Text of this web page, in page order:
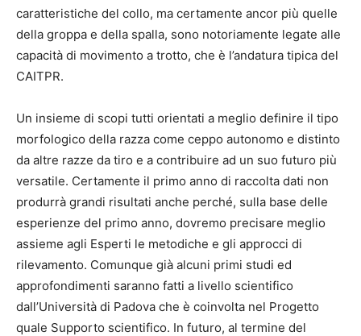
caratteristiche del collo, ma certamente ancor più quelle
della groppa e della spalla, sono notoriamente legate alle
capacità di movimento a trotto, che è l’andatura tipica del
CAITPR.
Un insieme di scopi tutti orientati a meglio definire il tipo
morfologico della razza come ceppo autonomo e distinto
da altre razze da tiro e a contribuire ad un suo futuro più
versatile. Certamente il primo anno di raccolta dati non
produrrà grandi risultati anche perché, sulla base delle
esperienze del primo anno, dovremo precisare meglio
assieme agli Esperti le metodiche e gli approcci di
rilevamento. Comunque già alcuni primi studi ed
approfondimenti saranno fatti a livello scientifico
dall’Università di Padova che è coinvolta nel Progetto
quale Supporto scientifico. In futuro, al termine del